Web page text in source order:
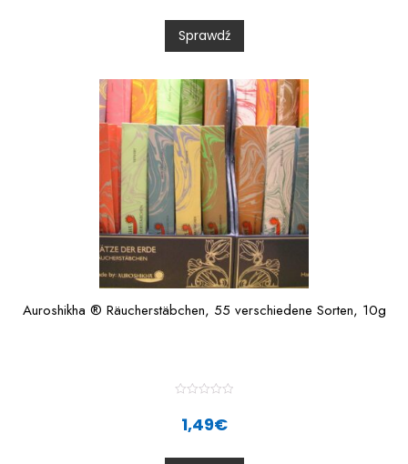
0
o
u
t
Sprawdź
Auroshikha ® Räucherstäbchen, 55 verschiedene Sorten, 10g
0
1,49€